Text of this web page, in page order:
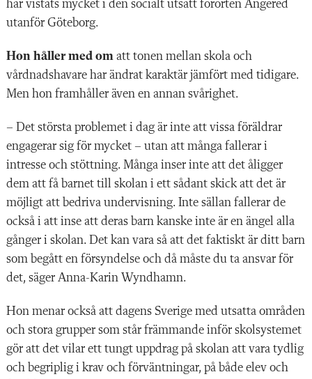
har vistats mycket i den socialt utsatt förorten Angered
utanför Göteborg.
Hon håller med om att tonen mellan skola och
vårdnadshavare har ändrat karaktär jämfört med tidigare.
Men hon framhåller även en annan svårighet.
– Det största problemet i dag är inte att vissa föräldrar
engagerar sig för mycket – utan att många fallerar i
intresse och stöttning. Många inser inte att det åligger
dem att få barnet till skolan i ett sådant skick att det är
möjligt att bedriva undervisning. Inte sällan fallerar de
också i att inse att deras barn kanske inte är en ängel alla
gånger i skolan. Det kan vara så att det faktiskt är ditt barn
som begått en försyndelse och då måste du ta ansvar för
det, säger Anna-Karin Wyndhamn.
Hon menar också att dagens Sverige med utsatta områden
och stora grupper som står främmande inför skolsystemet
gör att det vilar ett tungt uppdrag på skolan att vara tydlig
och begriplig i krav och förväntningar, på både elev och